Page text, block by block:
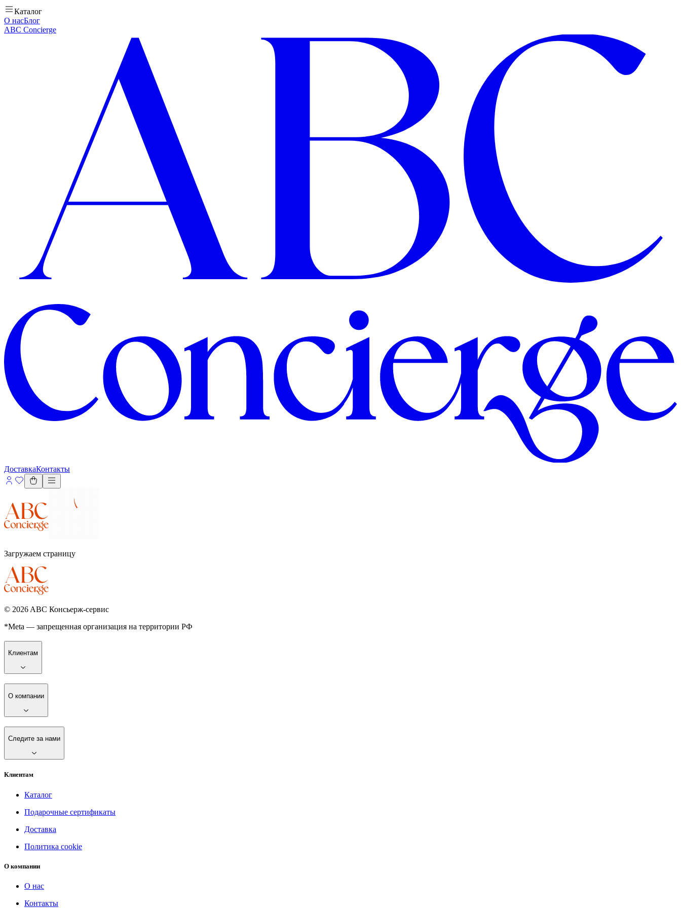
Каталог
О насБлог
ABC Concierge
ДоставкаКонтакты
Загружаем страницу
© 2026 ABC Консьерж-сервис
*Meta — запрещенная организация на территории РФ
Клиентам
О компании
Следите за нами
Клиентам
Каталог
Подарочные сертификаты
Доставка
Политика cookie
О компании
О нас
Контакты